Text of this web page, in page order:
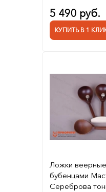
5 490 руб.
КУПИТЬ В 1
Ложки
бубенцами
Сереброва